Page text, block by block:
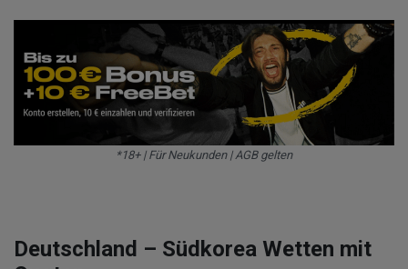
*18+ | Für Neukunden | AGB gelten
Deutschland – Südkorea Wetten mit